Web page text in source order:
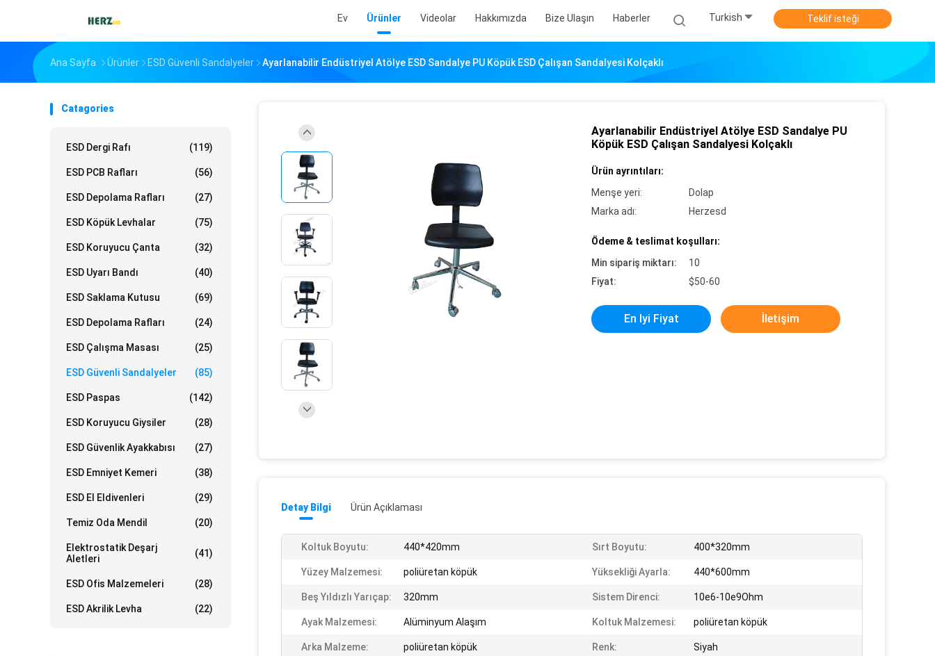
Ev Ürünler Videolar Hakkımızda Bize Ulaşın Haberler Turkish Teklif isteği
Ana Sayfa Ürünler ESD Güvenli Sandalyeler Ayarlanabilir Endüstriyel Atölye ESD Sandalye PU Köpük ESD Çalışan Sandalyesi Kolçaklı
Catagories
ESD Dergi Rafı (119)
ESD PCB Rafları (56)
ESD Depolama Rafları (27)
ESD Köpük Levhalar (75)
ESD Koruyucu Çanta (32)
ESD Uyarı Bandı (40)
ESD Saklama Kutusu (69)
ESD Depolama Rafları (24)
ESD Çalışma Masası (25)
ESD Güvenli Sandalyeler (85)
ESD Paspas (142)
ESD Koruyucu Giysiler (28)
ESD Güvenlik Ayakkabısı (27)
ESD Emniyet Kemeri (38)
ESD El Eldivenleri (29)
Temiz Oda Mendil (20)
Elektrostatik Deşarj
Aletleri
(41)
ESD Ofis Malzemeleri (28)
ESD Akrilik Levha (22)
Ayarlanabilir Endüstriyel Atölye ESD Sandalye PU
Köpük ESD Çalışan Sandalyesi Kolçaklı
Ürün ayrıntıları:
Menşe yeri:
Dolap
Marka adı:
Herzesd
Ödeme & teslimat koşulları:
Min sipariş miktarı:
10
Fiyat:
$50-60
En Iyi Fiyat İletişim
Detay Bilgi Ürün Açıklaması
Koltuk Boyutu: 440*420mm Sırt Boyutu: 400*320mm
Yüzey Malzemesi: poliüretan köpük Yüksekliği Ayarla: 440*600mm
Beş Yıldızlı Yarıçap: 320mm Sistem Direnci: 10e6-10e9Ohm
Ayak Malzemesi: Alüminyum Alaşım Koltuk Malzemesi: poliüretan köpük
Arka Malzeme: poliüretan köpük Renk: Siyah